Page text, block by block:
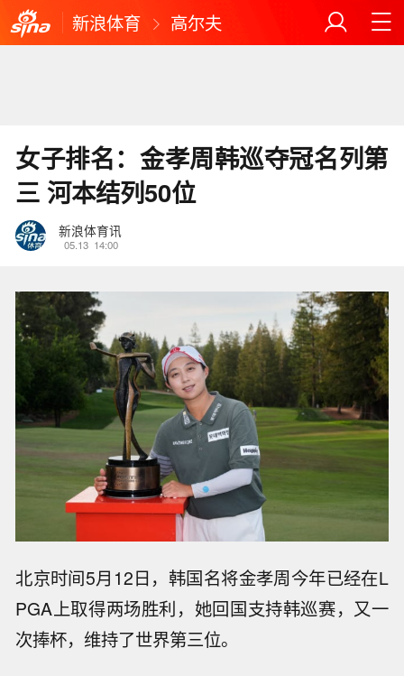
新浪体育 高尔夫
女子排名：金孝周韩巡夺冠名列第
三 河本结列50位
新浪体育讯
05.13 14:00
北京时间5月12日，韩国名将金孝周今年已经在L
PGA上取得两场胜利，她回国支持韩巡赛，又一
次捧杯，维持了世界第三位。